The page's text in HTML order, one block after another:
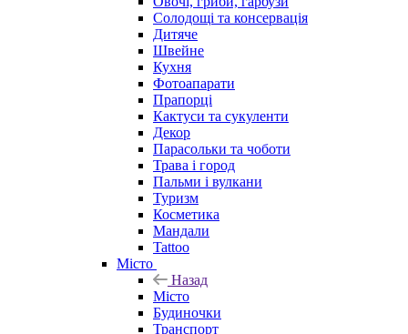
Солодощі та консервація
Дитяче
Швейне
Кухня
Фотоапарати
Прапорці
Кактуси та сукуленти
Декор
Парасольки та чоботи
Трава і город
Пальми і вулкани
Туризм
Косметика
Мандали
Tattoo
Місто
Назад
Місто
Будиночки
Транспорт